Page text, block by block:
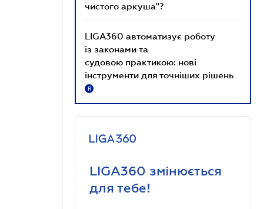
чистого аркуша"?
LIGA360 автоматизує роботу
із законами та
судовою практикою: нові
інструменти для точніших рішень
R
LIGA360 змінюється
для тебе!